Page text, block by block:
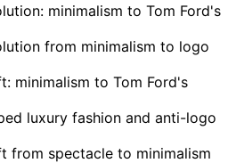
minimalism to Tom Ford's
from minimalism to logo
minimalism to Tom Ford's
luxury fashion and anti-logo
from spectacle to minimalism